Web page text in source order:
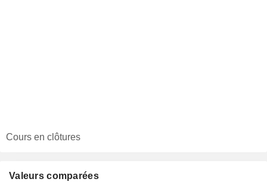
Cours en clôtures
Valeurs comparées